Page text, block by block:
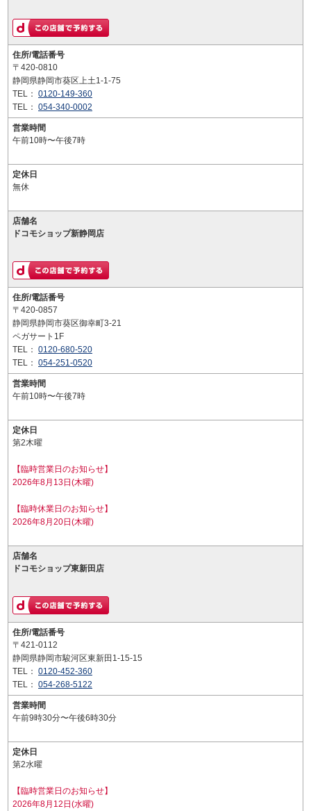
住所/電話番号
〒420-0810
静岡県静岡市葵区上土1-1-75
TEL： 0120-149-360
TEL： 054-340-0002
営業時間
午前10時〜午後7時
定休日
無休
店舗名
ドコモショップ新静岡店
住所/電話番号
〒420-0857
静岡県静岡市葵区御幸町3-21
ペガサート1F
TEL： 0120-680-520
TEL： 054-251-0520
営業時間
午前10時〜午後7時
定休日
第2木曜
【臨時営業日のお知らせ】
2026年8月13日(木曜)
【臨時休業日のお知らせ】
2026年8月20日(木曜)
店舗名
ドコモショップ東新田店
住所/電話番号
〒421-0112
静岡県静岡市駿河区東新田1-15-15
TEL： 0120-452-360
TEL： 054-268-5122
営業時間
午前9時30分〜午後6時30分
定休日
第2水曜
【臨時営業日のお知らせ】
2026年8月12日(水曜)